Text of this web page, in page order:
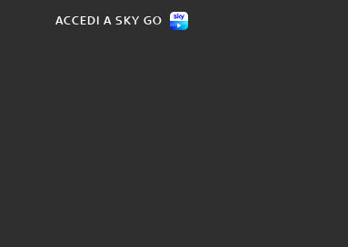
ACCEDI A SKY GO